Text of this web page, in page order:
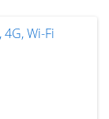
Wi-Fi